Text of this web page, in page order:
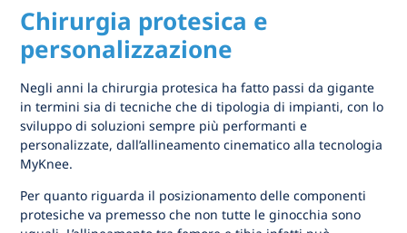
Chirurgia protesica e
personalizzazione
Negli anni la chirurgia protesica ha fatto passi da gigante
in termini sia di tecniche che di tipologia di impianti, con lo
sviluppo di soluzioni sempre più performanti e
personalizzate, dall’allineamento cinematico alla tecnologia
MyKnee.
Per quanto riguarda il posizionamento delle componenti
protesiche va premesso che non tutte le ginocchia sono